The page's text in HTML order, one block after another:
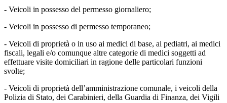
- Veicoli in possesso del permesso giornaliero;
- Veicoli in possesso di permesso temporaneo;
- Veicoli di proprietà o in uso ai medici di base, ai pediatri, ai medici
fiscali, legali e/o comunque altre categorie di medici soggetti ad
effettuare visite domiciliari in ragione delle particolari funzioni
svolte;
- Veicoli di proprietà dell’amministrazione comunale, i veicoli della
Polizia di Stato, dei Carabinieri, della Guardia di Finanza, dei Vigili